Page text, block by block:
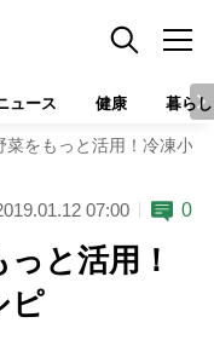
ュース 健康 暮らし
菜をもっと活用！冷凍小
07:00 0
と活用！
ピ